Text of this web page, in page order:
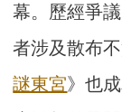
幕。歷經爭
者涉及散布
謎東宮》也